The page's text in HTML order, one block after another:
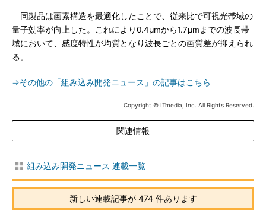
同製品は画素構造を最適化したことで、従来比で可視光帯域の
量子効率が向上した。これにより0.4μmから1.7μmまでの波長帯
域において、感度特性が均質となり波長ごとの画質差が抑えられ
る。
⇒その他の「組み込み開発ニュース」の記事はこちら
Copyright © ITmedia, Inc. All Rights Reserved.
関連情報
組み込み開発ニュース 連載一覧
新しい連載記事が 474 件あります